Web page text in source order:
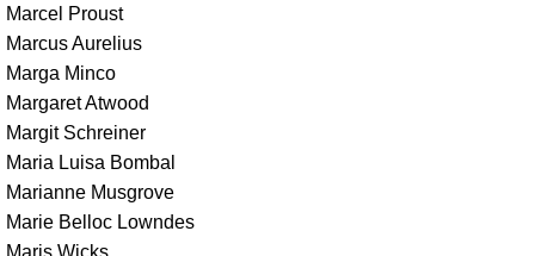
Marcel Proust
Marcus Aurelius
Marga Minco
Margaret Atwood
Margit Schreiner
Maria Luisa Bombal
Marianne Musgrove
Marie Belloc Lowndes
Maris Wicks